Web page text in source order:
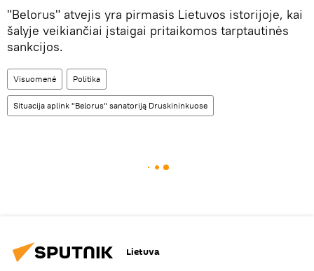
"Belorus" atvejis yra pirmasis Lietuvos istorijoje, kai
šalyje veikiančiai įstaigai pritaikomos tarptautinės
sankcijos.
Visuomenė Politika
Situacija aplink "Belorus" sanatoriją Druskininkuose
Lietuva